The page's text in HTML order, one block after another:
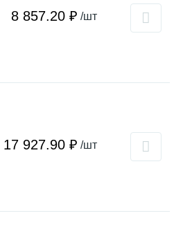
8 857.20 ₽ /шт
17 927.90 ₽ /шт